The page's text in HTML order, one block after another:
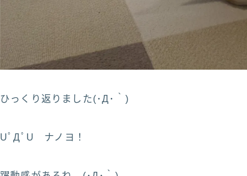
ひっくり返りました(･Д･｀)
UﾟДﾟU ナノヨ！